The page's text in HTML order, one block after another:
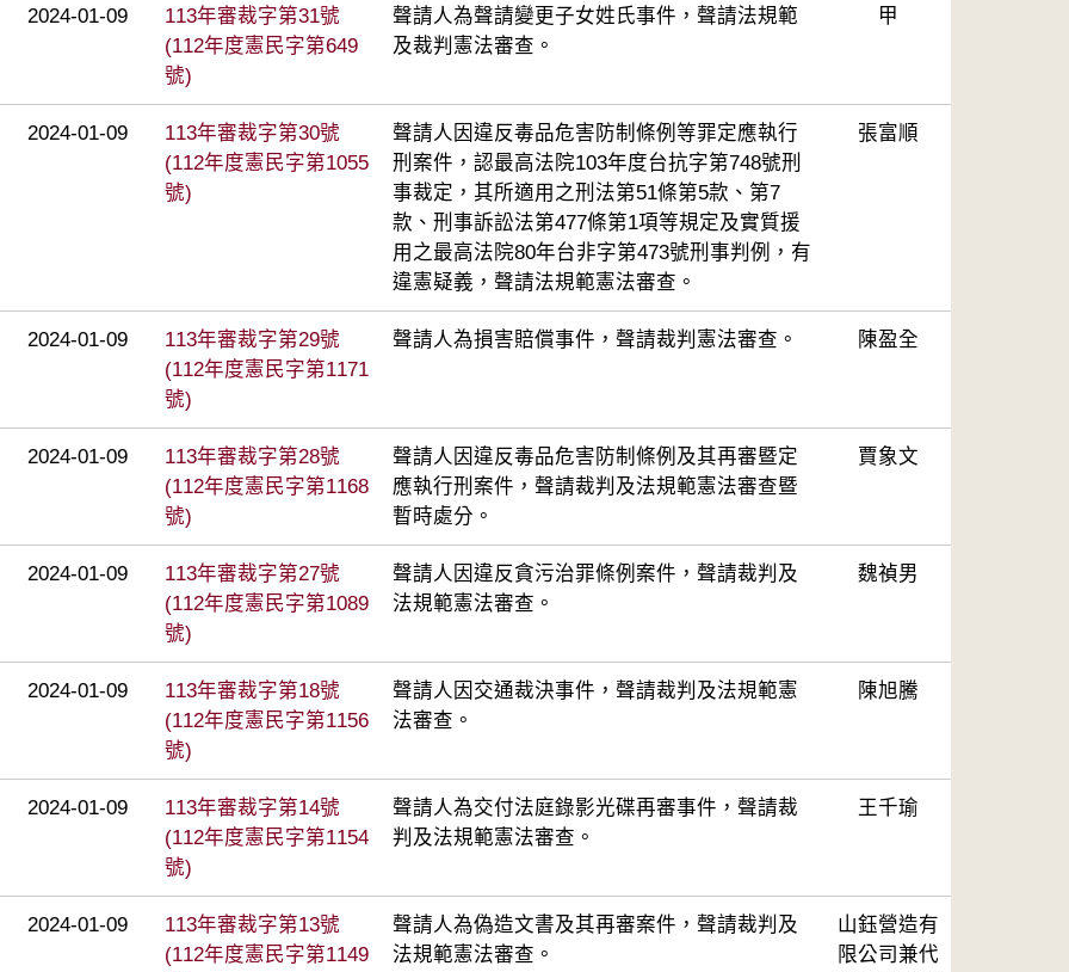
2024-01-09
113年審裁字第31號
(112年度憲民字第649
號)
聲請人為聲請變更子女姓氏事件，聲請法規範
及裁判憲法審查。
甲
2024-01-09
113年審裁字第30號
(112年度憲民字第1055
號)
聲請人因違反毒品危害防制條例等罪定應執行
刑案件，認最高法院103年度台抗字第748號刑
事裁定，其所適用之刑法第51條第5款、第7
款、刑事訴訟法第477條第1項等規定及實質援
用之最高法院80年台非字第473號刑事判例，有
違憲疑義，聲請法規範憲法審查。
張富順
2024-01-09
113年審裁字第29號
(112年度憲民字第1171
號)
聲請人為損害賠償事件，聲請裁判憲法審查。 陳盈全
2024-01-09
113年審裁字第28號
(112年度憲民字第1168
號)
聲請人因違反毒品危害防制條例及其再審暨定
應執行刑案件，聲請裁判及法規範憲法審查暨
暫時處分。
賈象文
2024-01-09
113年審裁字第27號
(112年度憲民字第1089
號)
聲請人因違反貪污治罪條例案件，聲請裁判及
法規範憲法審查。
魏禎男
2024-01-09
113年審裁字第18號
(112年度憲民字第1156
號)
聲請人因交通裁決事件，聲請裁判及法規範憲
法審查。
陳旭騰
2024-01-09
113年審裁字第14號
(112年度憲民字第1154
號)
聲請人為交付法庭錄影光碟再審事件，聲請裁
判及法規範憲法審查。
王千瑜
2024-01-09
113年審裁字第13號
(112年度憲民字第1149
聲請人為偽造文書及其再審案件，聲請裁判及
法規範憲法審查。
山鈺營造有
限公司兼代